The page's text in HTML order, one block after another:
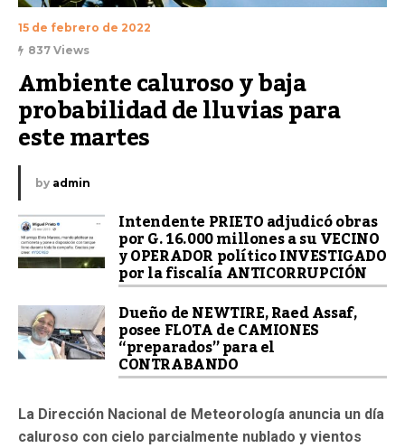
15 de febrero de 2022
837 Views
Ambiente caluroso y baja
probabilidad de lluvias para
este martes
by admin
Intendente PRIETO adjudicó obras
por G. 16.000 millones a su VECINO
y OPERADOR político INVESTIGADO
por la fiscalía ANTICORRUPCIÓN
Dueño de NEWTIRE, Raed Assaf,
posee FLOTA de CAMIONES
“preparados” para el
CONTRABANDO
La Dirección Nacional de Meteorología anuncia un día
caluroso con cielo parcialmente nublado y vientos